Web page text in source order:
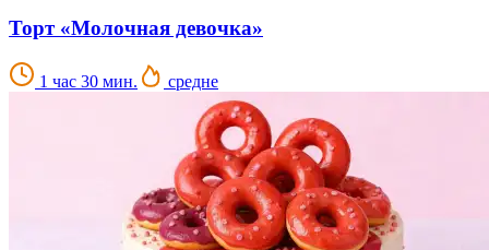
Торт «Молочная девочка»
1 час 30 мин. средне